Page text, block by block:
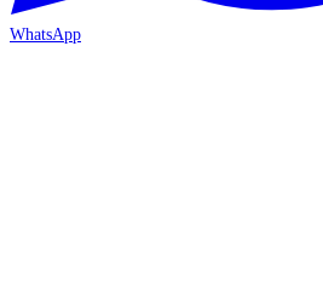
WhatsApp